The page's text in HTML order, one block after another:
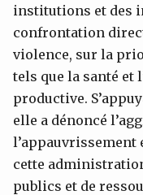
institutions et des
confrontation
violence, sur la
tels que la santé et
productive.
elle a dénoncé
cette
publics et de